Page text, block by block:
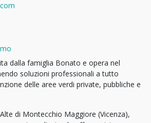
dalla famiglia Bonato e opera nel
soluzioni professionali a tutto
delle aree verdi private, pubbliche e
di Montecchio Maggiore (Vicenza),